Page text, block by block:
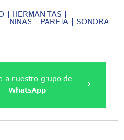
HERMANITAS
NIÑAS PAREJA SONORA
a nuestro grupo de
WhatsApp